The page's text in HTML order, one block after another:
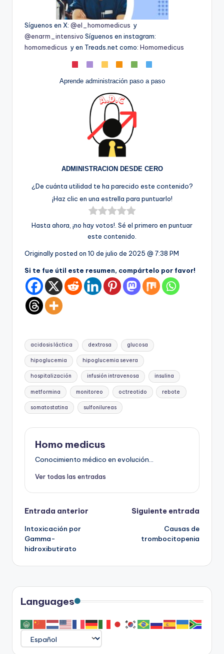
Síguenos en X: @el_homomedicus y
@enarm_intensivo Síguenos en instagram:
homomedicus y en Treads.net como: Homomedicus
Aprende administración paso a paso
ADMINISTRACION DESDE CERO
¿De cuánta utilidad te ha parecido este contenido?
¡Haz clic en una estrella para puntuarlo!
Hasta ahora, ¡no hay votos!. Sé el primero en puntuar
este contenido.
Originally posted on 10 de julio de 2025 @ 7:38 PM
Si te fue útil este resumen, compártelo por favor!
Etiquetas:
acidosis láctica dextrosa glucosa
hipoglucemia hipoglucemia severa
hospitalización infusión intravenosa insulina
metformina monitoreo octreotido rebote
somatostatina sulfonilureas
Homo medicus
Conocimiento médico en evolución...
Ver todas las entradas
Navegación
de
entradas
Entrada anterior
Intoxicación por
Gamma-
hidroxibutirato
Siguiente entrada
Causas de
trombocitopenia
Languages